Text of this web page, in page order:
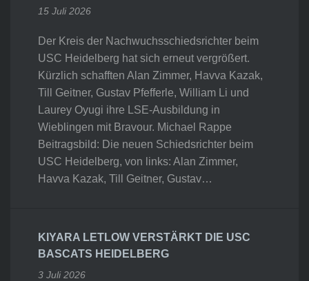
15 Juli 2026
Der Kreis der Nachwuchsschiedsrichter beim
USC Heidelberg hat sich erneut vergrößert.
Kürzlich schafften Alan Zimmer, Havva Kazak,
Till Geitner, Gustav Pfefferle, William Li und
Laurey Oyugi ihre LSE-Ausbildung in
Wieblingen mit Bravour. Michael Rappe
Beitragsbild: Die neuen Schiedsrichter beim
USC Heidelberg, von links: Alan Zimmer,
Havva Kazak, Till Geitner, Gustav…
KIYARA LETLOW VERSTÄRKT DIE USC
BASCATS HEIDELBERG
3 Juli 2026